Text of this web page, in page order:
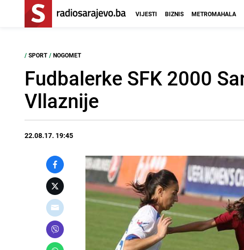
VIJESTI BIZNIS METROMAHALA
/ SPORT / NOGOMET
Fudbalerke SFK 2000
Vllaznije
22.08.17. 19:45